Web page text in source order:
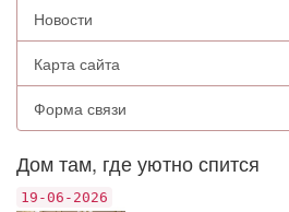
Новости
Карта сайта
Форма связи
Дом там, где уютно спится
19-06-2026